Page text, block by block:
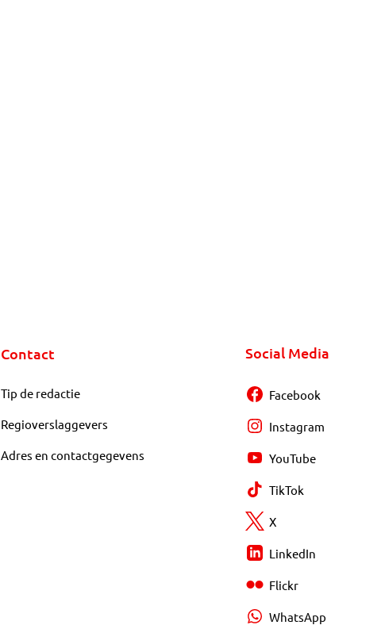
Contact
Tip de redactie
Regioverslaggevers
Adres en contactgegevens
Social Media
Facebook
Instagram
YouTube
TikTok
X
LinkedIn
Flickr
WhatsApp